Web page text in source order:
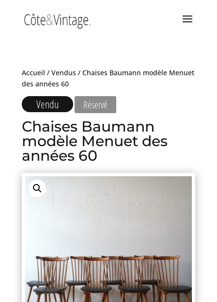
Accueil / Vendus/ Chaises Baumann modèle Menuet
des années 60
Vendu Réservé
Chaises Baumann
modèle Menuet des
années 60